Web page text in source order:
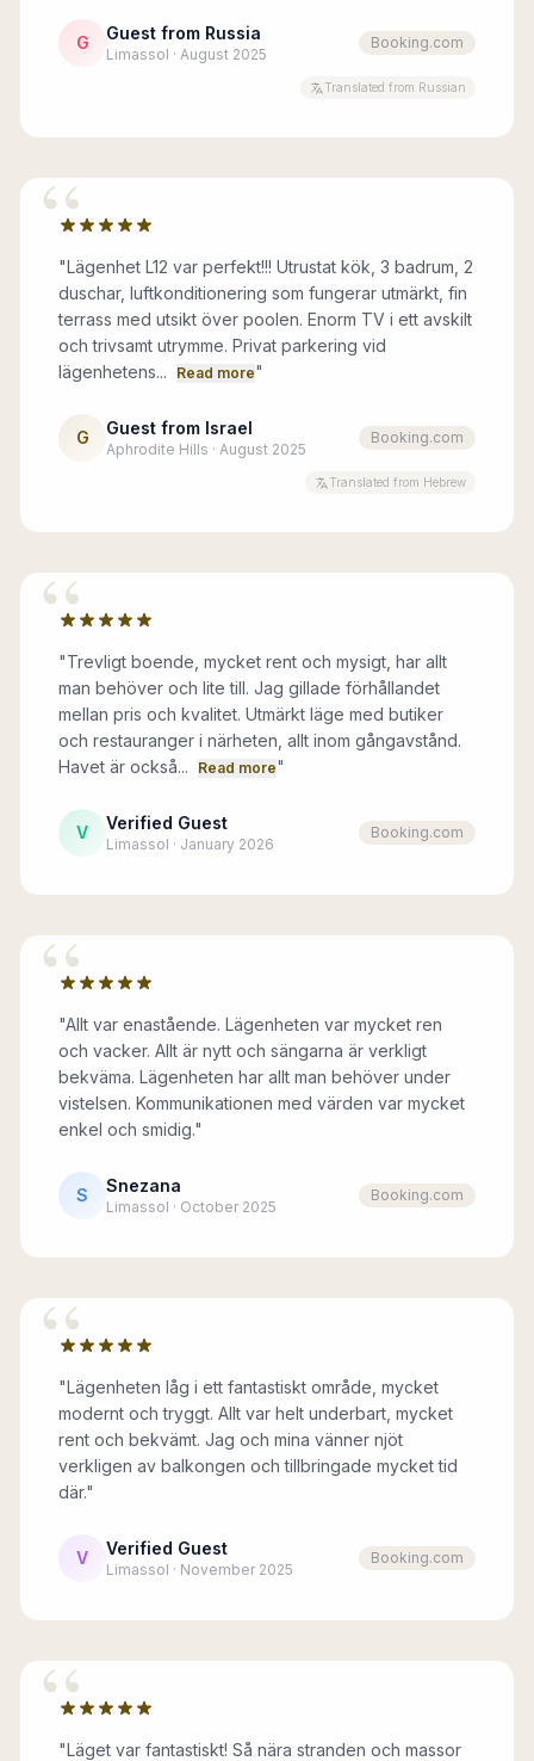
G Guest from Russia
Limassol · August 2025
Booking.com
Translated from Russian
“
"Lägenhet L12 var perfekt!!! Utrustat kök, 3 badrum, 2
duschar, luftkonditionering som fungerar utmärkt, fin
terrass med utsikt över poolen. Enorm TV i ett avskilt
och trivsamt utrymme. Privat parkering vid
lägenhetens...
Read more"
G Guest from Israel
Aphrodite Hills · August 2025
Booking.com
Translated from Hebrew
“
"Trevligt boende, mycket rent och mysigt, har allt
man behöver och lite till. Jag gillade förhållandet
mellan pris och kvalitet. Utmärkt läge med butiker
och restauranger i närheten, allt inom gångavstånd.
Havet är också...
Read more"
V Verified Guest
Limassol · January 2026
Booking.com
“"Allt var enastående. Lägenheten var mycket ren
och vacker. Allt är nytt och sängarna är verkligt
bekväma. Lägenheten har allt man behöver under
vistelsen. Kommunikationen med värden var mycket
enkel och smidig."
S Snezana
Limassol · October 2025
Booking.com
“"Lägenheten låg i ett fantastiskt område, mycket
modernt och tryggt. Allt var helt underbart, mycket
rent och bekvämt. Jag och mina vänner njöt
verkligen av balkongen och tillbringade mycket tid
där."
V Verified Guest
Limassol · November 2025
Booking.com
“"Läget var fantastiskt! Så nära stranden och massor